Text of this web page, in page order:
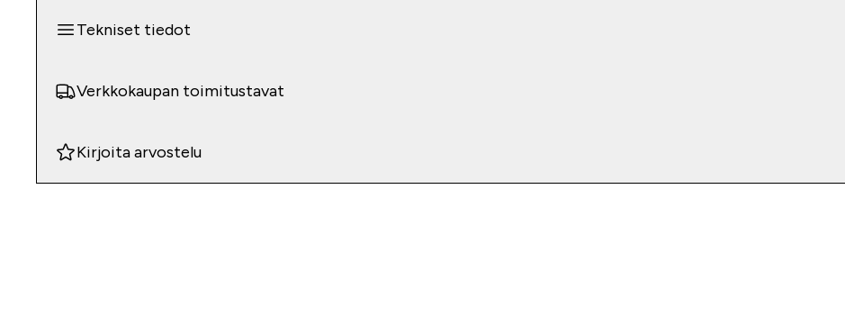
Tekniset tiedot
Verkkokaupan toimitustavat
Kirjoita arvostelu